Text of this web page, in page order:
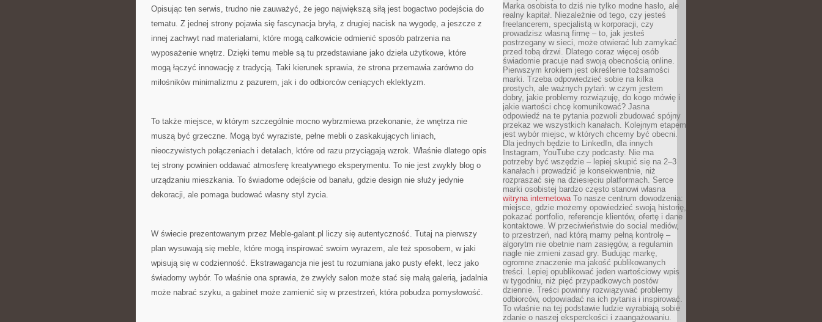
Opisując ten serwis, trudno nie zauważyć, że jego największą siłą jest bogactwo podejścia do
tematu. Z jednej strony pojawia się fascynacja bryłą, z drugiej nacisk na wygodę, a jeszcze z
innej zachwyt nad materiałami, które mogą całkowicie odmienić sposób patrzenia na
wyposażenie wnętrz. Dzięki temu meble są tu przedstawiane jako dzieła użytkowe, które
mogą łączyć innowację z tradycją. Taki kierunek sprawia, że strona przemawia zarówno do
miłośników minimalizmu z pazurem, jak i do odbiorców ceniących eklektyzm.
To także miejsce, w którym szczególnie mocno wybrzmiewa przekonanie, że wnętrza nie
muszą być grzeczne. Mogą być wyraziste, pełne mebli o zaskakujących liniach,
nieoczywistych połączeniach i detalach, które od razu przyciągają wzrok. Właśnie dlatego opis
tej strony powinien oddawać atmosferę kreatywnego eksperymentu. To nie jest zwykły blog o
urządzaniu mieszkania. To świadome odejście od banału, gdzie design nie służy jedynie
dekoracji, ale pomaga budować własny styl życia.
W świecie prezentowanym przez Meble-galant.pl liczy się autentyczność. Tutaj na pierwszy
plan wysuwają się meble, które mogą inspirować swoim wyrazem, ale też sposobem, w jaki
wpisują się w codzienność. Ekstrawagancja nie jest tu rozumiana jako pusty efekt, lecz jako
świadomy wybór. To właśnie ona sprawia, że zwykły salon może stać się małą galerią, jadalnia
może nabrać szyku, a gabinet może zamienić się w przestrzeń, która pobudza pomysłowość.
Marka osobista to dziś nie tylko modne hasło, ale
realny kapitał. Niezależnie od tego, czy jesteś
freelancerem, specjalistą w korporacji, czy
prowadzisz własną firmę – to, jak jesteś
postrzegany w sieci, może otwierać lub zamykać
przed tobą drzwi. Dlatego coraz więcej osób
świadomie pracuje nad swoją obecnością online.
Pierwszym krokiem jest określenie tożsamości
marki. Trzeba odpowiedzieć sobie na kilka
prostych, ale ważnych pytań: w czym jestem
dobry, jakie problemy rozwiązuję, do kogo mówię i
jakie wartości chcę komunikować? Jasna
odpowiedź na te pytania pozwoli zbudować spójny
przekaz we wszystkich kanałach. Kolejnym etapem
jest wybór miejsc, w których chcemy być obecni.
Dla jednych będzie to LinkedIn, dla innych
Instagram, YouTube czy podcasty. Nie ma
potrzeby być wszędzie – lepiej skupić się na 2–3
kanałach i prowadzić je konsekwentnie, niż
rozpraszać się na dziesięciu platformach. Serce
marki osobistej bardzo często stanowi własna
witryna internetowaTo nasze centrum dowodzenia:
miejsce, gdzie możemy opowiedzieć swoją historię,
pokazać portfolio, referencje klientów, ofertę i dane
kontaktowe. W przeciwieństwie do social mediów,
to przestrzeń, nad którą mamy pełną kontrolę –
algorytm nie obetnie nam zasięgów, a regulamin
nagle nie zmieni zasad gry. Budując markę,
ogromne znaczenie ma jakość publikowanych
treści. Lepiej opublikować jeden wartościowy wpis
w tygodniu, niż pięć przypadkowych postów
dziennie. Treści powinny rozwiązywać problemy
odbiorców, odpowiadać na ich pytania i inspirować.
To właśnie na tej podstawie ludzie wyrabiają sobie
zdanie o naszej eksperckości i zaangażowaniu.